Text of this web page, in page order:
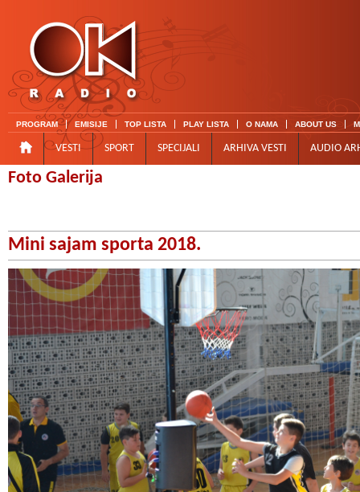
PROGRAM EMISIJE TOP LISTA PLAY LISTA O NAMA ABOUT US
VESTI SPORT SPECIJALI ARHIVA VESTI AUDIO
Foto Galerija
Mini sajam sporta 2018.